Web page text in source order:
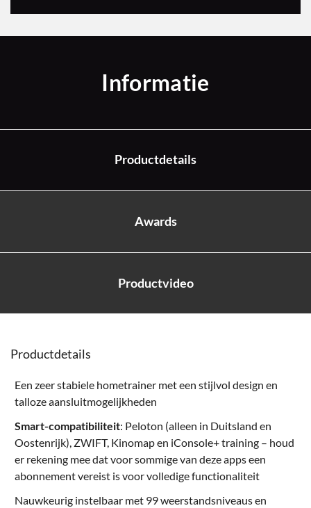
Informatie
Productdetails
Awards
Productvideo
Productdetails
Een zeer stabiele hometrainer met een stijlvol design en
talloze aansluitmogelijkheden
Smart-compatibiliteit: Peloton (alleen in Duitsland en
Oostenrijk), ZWIFT, Kinomap en iConsole+ training – houd
er rekening mee dat voor sommige van deze apps een
abonnement vereist is voor volledige functionaliteit
Nauwkeurig instelbaar met 99 weerstandsniveaus en